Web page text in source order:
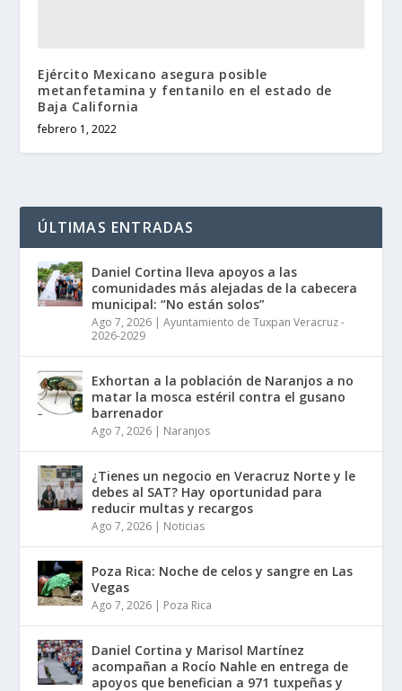
Ejército Mexicano asegura posible
metanfetamina y fentanilo en el estado de
Baja California
febrero 1, 2022
ÚLTIMAS ENTRADAS
Daniel Cortina lleva apoyos a las
comunidades más alejadas de la cabecera
municipal: “No están solos”
Ago 7, 2026 |Ayuntamiento de Tuxpan Veracruz -
2026-2029
Exhortan a la población de Naranjos a no
matar la mosca estéril contra el gusano
barrenador
Ago 7, 2026 | Naranjos
¿Tienes un negocio en Veracruz Norte y le
debes al SAT? Hay oportunidad para
reducir multas y recargos
Ago 7, 2026 | Noticias
Poza Rica: Noche de celos y sangre en Las
Vegas
Ago 7, 2026 | Poza Rica
Daniel Cortina y Marisol Martínez
acompañan a Rocío Nahle en entrega de
apoyos que benefician a 971 tuxpeñas y